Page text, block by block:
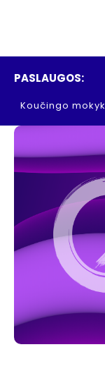
PASLAUGOS:
Koučingo